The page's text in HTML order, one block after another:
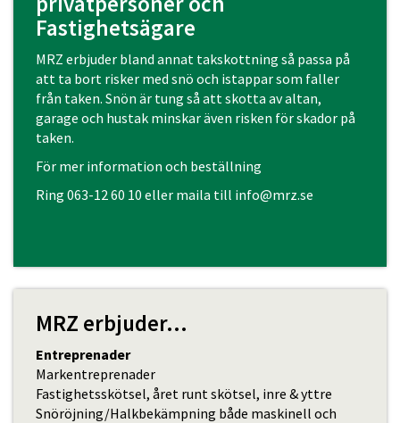
Fastighetsägare
MRZ erbjuder bland annat takskottning så passa på
att ta bort risker med snö och istappar som faller
från taken. Snön är tung så att skotta av altan,
garage och hustak minskar även risken för skador på
taken.
För mer information och beställning
Ring 063-12 60 10 eller maila till info@mrz.se
MRZ erbjuder...
Entreprenader
Markentreprenader
Fastighetsskötsel, året runt skötsel, inre & yttre
Snöröjning/Halkbekämpning både maskinell och